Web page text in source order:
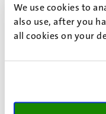
We use cookies to
also use, after you
all cookies on your